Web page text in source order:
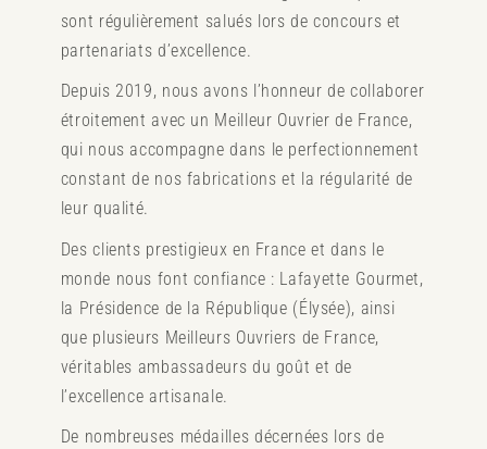
sont régulièrement salués lors de concours et
partenariats d’excellence.
Depuis 2019, nous avons l’honneur de collaborer
étroitement avec un Meilleur Ouvrier de France,
qui nous accompagne dans le perfectionnement
constant de nos fabrications et la régularité de
leur qualité.
Des clients prestigieux en France et dans le
monde nous font confiance : Lafayette Gourmet,
la Présidence de la République (Élysée), ainsi
que plusieurs Meilleurs Ouvriers de France,
véritables ambassadeurs du goût et de
l’excellence artisanale.
De nombreuses médailles décernées lors de